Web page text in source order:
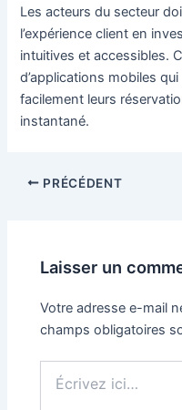
Les acteurs du secteur
l’expérience client en
intuitives et accessibles.
d’applications mobiles
facilement leurs
instantané.
NavigationPRÉCÉDENT
Laisser un
Votre adresse e-mail
champs obligatoires
ici…